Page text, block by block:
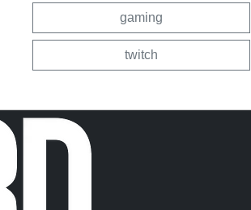
gaming
twitch